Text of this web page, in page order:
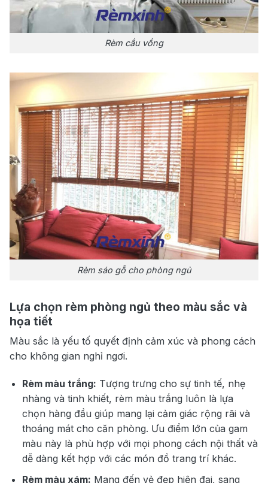
Rèm cầu vồng
Rèm sáo gỗ cho phòng ngủ
Lựa chọn rèm phòng ngủ theo màu sắc và
họa tiết
Màu sắc là yếu tố quyết định cảm xúc và phong cách
cho không gian nghỉ ngơi.
Rèm màu trắng: Tượng trưng cho sự tinh tế, nhẹ
nhàng và tinh khiết, rèm màu trắng luôn là lựa
chọn hàng đầu giúp mang lại cảm giác rộng rãi và
thoáng mát cho căn phòng. Ưu điểm lớn của gam
màu này là phù hợp với mọi phong cách nội thất và
dễ dàng kết hợp với các món đồ trang trí khác.
Rèm màu xám: Mang đến vẻ đẹp hiện đại, sang